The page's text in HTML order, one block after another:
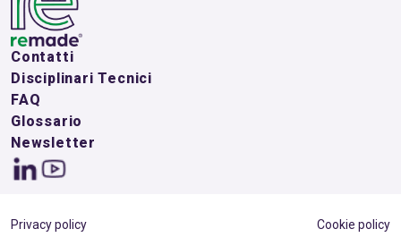
Contatti
Disciplinari Tecnici
FAQ
Glossario
Newsletter
Privacy policy Cookie policy